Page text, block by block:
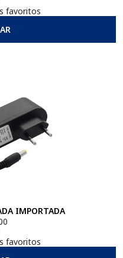
favoritos
IMPORTADA
favoritos